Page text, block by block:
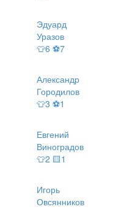
Эдуард
Уразов
👕6 ⚽7
Александр
Городилов
👕3 ⚽1
Евгений
Виноградов
👕2 🟨1
Игорь
Овсянников